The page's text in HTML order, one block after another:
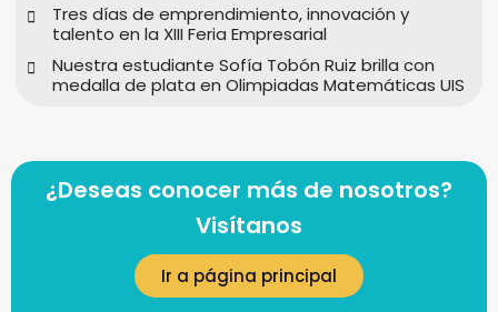
Tres días de emprendimiento, innovación y
talento en la XIII Feria Empresarial
Nuestra estudiante Sofía Tobón Ruiz brilla con
medalla de plata en Olimpiadas Matemáticas UIS
¿Deseas conocer más de nosotros?
Visítanos
Ir a página principal